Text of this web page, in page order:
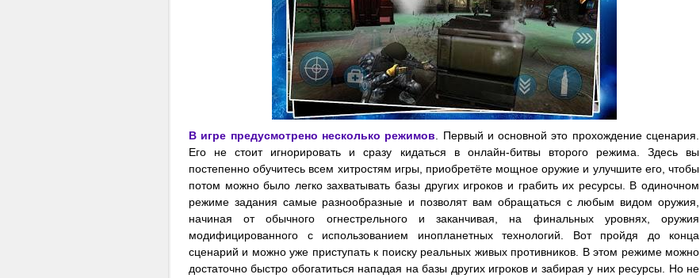
В игре предусмотрено несколько режимов . Первый и основной это прохождение сценария.
Его не стоит игнорировать и сразу кидаться в онлайн-битвы второго режима. Здесь вы
постепенно обучитесь всем хитростям игры, приобретёте мощное оружие и улучшите его, чтобы
потом можно было легко захватывать базы других игроков и грабить их ресурсы. В одиночном
режиме задания самые разнообразные и позволят вам обращаться с любым видом оружия,
начиная от обычного огнестрельного и заканчивая, на финальных уровнях, оружия
модифицированного с использованием инопланетных технологий. Вот пройдя до конца
сценарий и можно уже приступать к поиску реальных живых противников. В этом режиме можно
достаточно быстро обогатиться нападая на базы других игроков и забирая у них ресурсы. Но не